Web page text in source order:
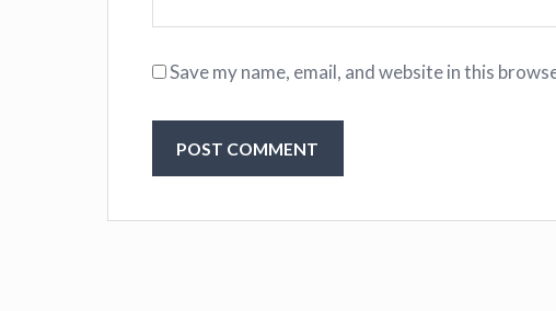
Save my name, email, and website in this